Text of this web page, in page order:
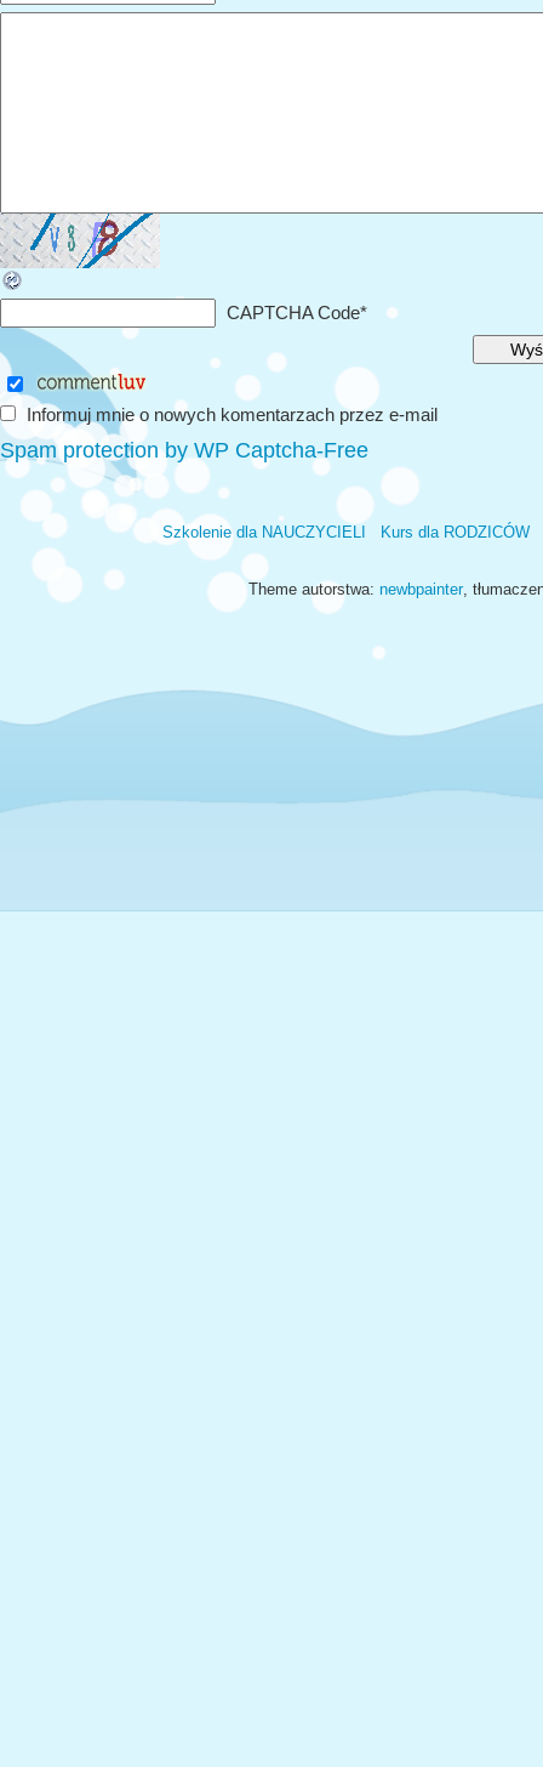
CAPTCHA Code*
Informuj mnie o nowych komentarzach przez e-mail
Spam protection by WP Captcha-Free
Szkolenie dla NAUCZYCIELI Kurs dla RODZICÓW
Theme autorstwa: newbpainter ,